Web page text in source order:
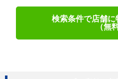
検索条件で店舗
（無